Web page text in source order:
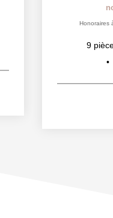
Honoraires
9